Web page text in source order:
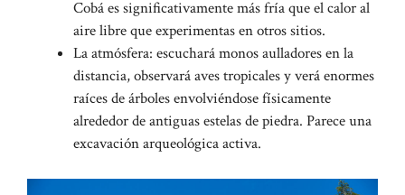
Cobá es significativamente más fría que el calor al
aire libre que experimentas en otros sitios.
La atmósfera: escuchará monos aulladores en la
distancia, observará aves tropicales y verá enormes
raíces de árboles envolviéndose físicamente
alrededor de antiguas estelas de piedra. Parece una
excavación arqueológica activa.